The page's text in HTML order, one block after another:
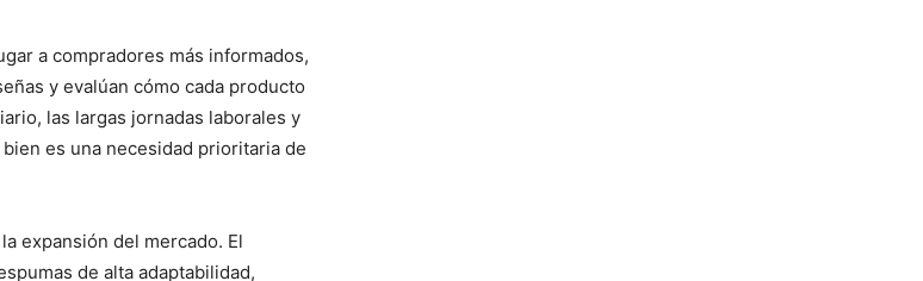
a compradores más informados,
y evalúan cómo cada producto
las largas jornadas laborales y
es una necesidad prioritaria de
expansión del mercado. El
de alta adaptabilidad,